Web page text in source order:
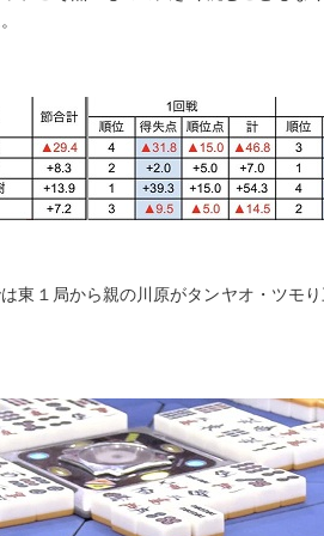
は東１局から親の川原がタンヤオ・ツモ